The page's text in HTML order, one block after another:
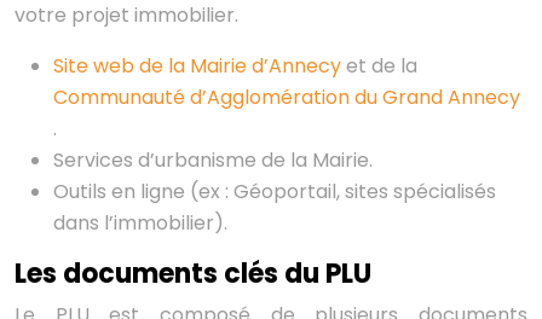
votre projet immobilier.
Site web de la Mairie d’Annecyet de la
Communauté d’Agglomération du Grand Annecy
.
Services d’urbanisme de la Mairie.
Outils en ligne (ex : Géoportail, sites spécialisés
dans l’immobilier).
Les documents clés du PLU